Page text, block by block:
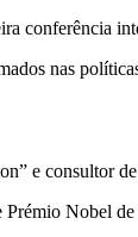
nas
e consultor
Prémio Nobel